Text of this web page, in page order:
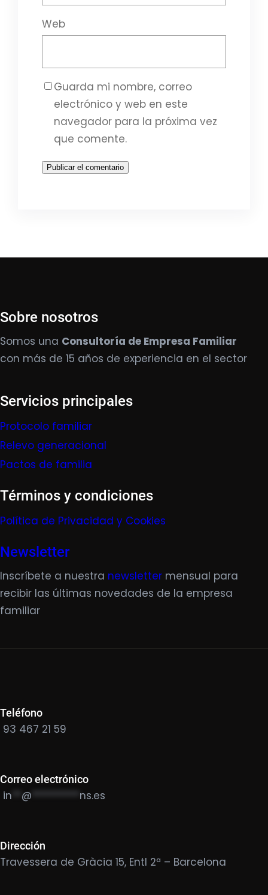
Web
Guarda mi nombre, correo
electrónico y web en este
navegador para la próxima vez
que comente.
Sobre nosotros
Somos una Consultoría de Empresa Familiar
con más de 15 años de experiencia en el sector
Servicios principales
Protocolo familiar
Relevo generacional
Pactos de familia
Términos y condiciones
Política de Privacidad y Cookies
Newsletter
Inscríbete a nuestra newsletter mensual para
recibir las últimas novedades de la empresa
familiar
Teléfono
93 467 21 59
Correo electrónico
in @ ********** ns.es
Dirección
Travessera de Gràcia 15, Entl 2ª – Barcelona